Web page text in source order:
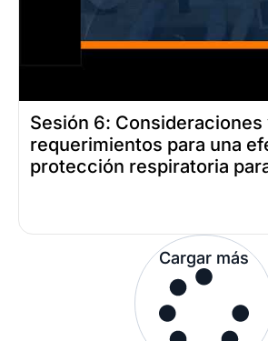
Sesión 6: Consideraciones
requerimientos para una
protección respiratoria
particulado: Polvo, humo y
Cargar más